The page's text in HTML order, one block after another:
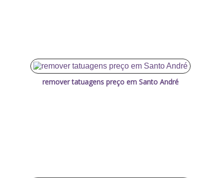
remover tatuagens preço em Santo André